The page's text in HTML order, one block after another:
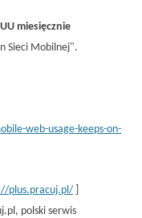
miesięcznie
Sieci Mobilnej".
web-usage-keeps-on-
plus.pracuj.pl/
polski serwis